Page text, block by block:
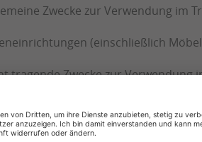
Zwecke zur Verwendung im
(einschließlich
tragende Zwecke zur Verwendung
nicht zu verwechseln
dekorative Oberfläche, ist